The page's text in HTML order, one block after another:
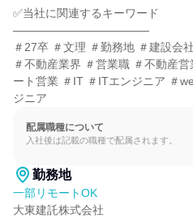
✅当社に関連するキーワード
――――――――――――
＃27卒 ＃文理 ＃勤務地 ＃建設会
＃不動産業界 ＃営業職 ＃不動産
ート営業 ＃IT ＃ITエンジニア ＃
ジニア
配属職種について
入社後は記載の職種で配属されます。
勤務地
一部リモートOK
大東建託株式会社